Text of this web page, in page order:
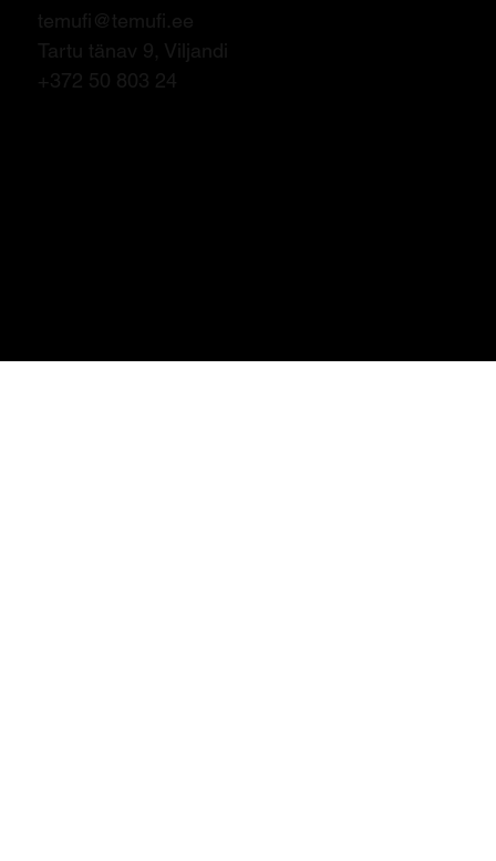
temufi@temufi.ee
Tartu tänav 9, Viljandi
+372 50 803 24